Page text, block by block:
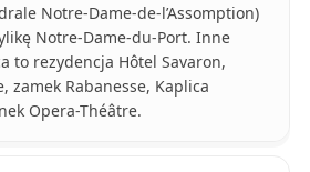
Notre-Dame-de-l’Assomption)
Notre-Dame-du-Port. Inne
to rezydencja Hôtel Savaron,
zamek Rabanesse, Kaplica
Opera-Théâtre.